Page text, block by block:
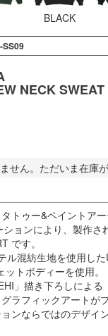
BLACK
SS09
NECK
せん。ただいま在庫
トゥー&ペイントア
ョンにより、製作さ
です。
ル混紡生地を使用し
ットボディーを使用。
」描き下ろしによる
ラフィックアートが
ンならではのデザイ